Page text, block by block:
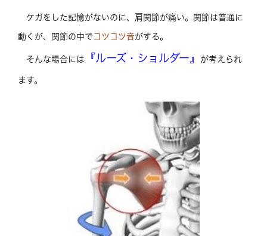
ケガをした記憶がないのに、肩関節が痛い。関節は普通に
動くが、関節の中で コツコツ音がする。
そんな場合には 『ルーズ・ショルダー』 が考えられ
ます。